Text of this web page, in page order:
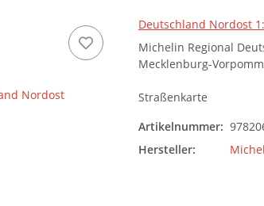
Deutschland Nordost
Michelin Regional
Mecklenburg-
Straßenkarte
Artikelnummer:
Hersteller: